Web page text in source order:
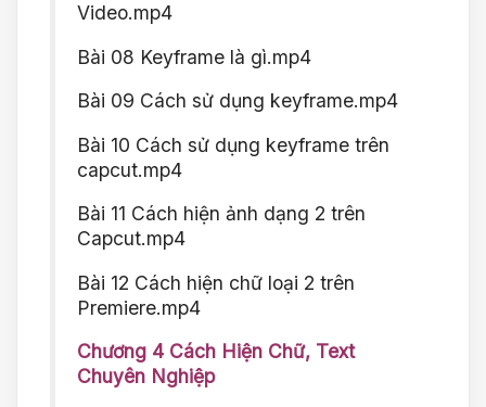
Video.mp4
Bài 08 Keyframe là gì.mp4
Bài 09 Cách sử dụng keyframe.mp4
Bài 10 Cách sử dụng keyframe trên
capcut.mp4
Bài 11 Cách hiện ảnh dạng 2 trên
Capcut.mp4
Bài 12 Cách hiện chữ loại 2 trên
Premiere.mp4
Chương 4 Cách Hiện Chữ, Text
Chuyên Nghiệp